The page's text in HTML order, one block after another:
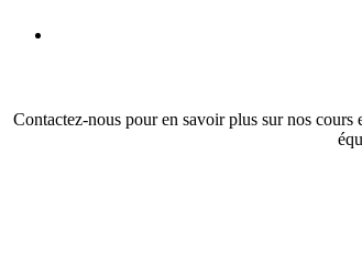
Contactez-nous pour en savoir plus sur nos